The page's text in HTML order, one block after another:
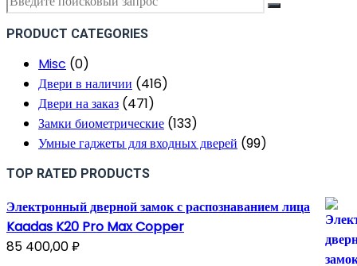
PRODUCT CATEGORIES
Misc (0)
Двери в наличии (416)
Двери на заказ (471)
Замки биометрические (133)
Умные гаджеты для входных дверей (99)
TOP RATED PRODUCTS
Электронный дверной замок с распознаванием лица
Kaadas K20 Pro Max Copper
85 400,00₽